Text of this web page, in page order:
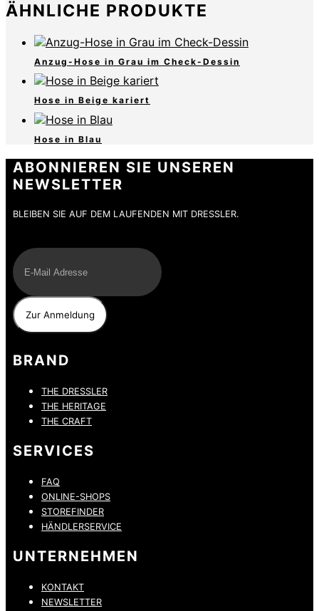
ÄHNLICHE PRODUKTE
Anzug-Hose in Grau im Check-Dessin
Hose in Beige kariert
Hose in Blau
ABONNIEREN SIE UNSEREN
NEWSLETTER
BLEIBEN SIE AUF DEM LAUFENDEN MIT DRESSLER.
BRAND
THE DRESSLER
THE HERITAGE
THE CRAFT
SERVICES
FAQ
ONLINE-SHOPS
STOREFINDER
HÄNDLERSERVICE
UNTERNEHMEN
KONTAKT
NEWSLETTER